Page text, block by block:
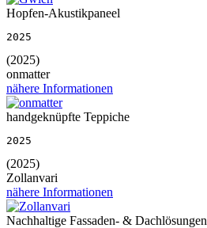
Hopfen-Akustikpaneel
2025
(2025)
onmatter
nähere Informationen
handgeknüpfte Teppiche
2025
(2025)
Zollanvari
nähere Informationen
Nachhaltige Fassaden- & Dachlösungen